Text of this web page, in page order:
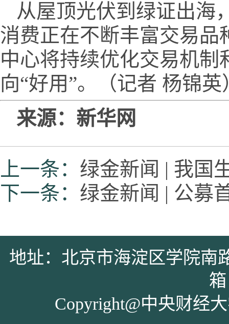
从屋顶光伏到绿证出海
消费正在不断丰富交易品
中心将持续优化交易机制
向“好用”。（记者 杨锦英
来源：新华网
上一条： 绿金新闻 | 我国
下一条： 绿金新闻 | 公募
地址：北京市海淀区学院南
Copyright@中央财经